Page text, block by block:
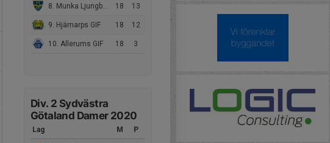
8. Munka Ljungby IF (9m9) 18 13
9. Hjärnarps GIF 18 12
10. Allerums GIF 18 3
Div. 2 Sydvästra
Götaland Damer 2020
Lag M P